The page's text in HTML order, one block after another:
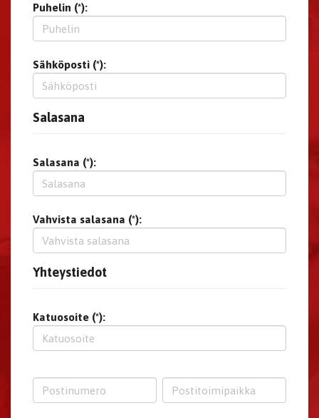
Puhelin (*):
Sähköposti (*):
Salasana
Salasana (*):
Vahvista salasana (*):
Yhteystiedot
Katuosoite (*):